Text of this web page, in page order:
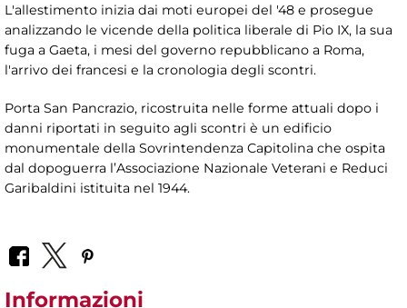
L'allestimento inizia dai moti europei del '48 e prosegue
analizzando le vicende della politica liberale di Pio IX, la sua
fuga a Gaeta, i mesi del governo repubblicano a Roma,
l'arrivo dei francesi e la cronologia degli scontri.
Porta San Pancrazio, ricostruita nelle forme attuali dopo i
danni riportati in seguito agli scontri è un edificio
monumentale della Sovrintendenza Capitolina che ospita
dal dopoguerra l’Associazione Nazionale Veterani e Reduci
Garibaldini istituita nel 1944.
Informazioni